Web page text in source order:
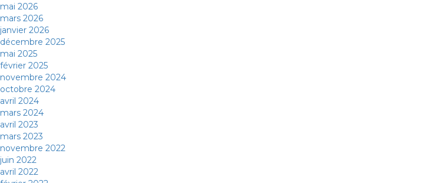
mai 2026
mars 2026
janvier 2026
décembre 2025
mai 2025
février 2025
novembre 2024
octobre 2024
avril 2024
mars 2024
avril 2023
mars 2023
novembre 2022
juin 2022
avril 2022